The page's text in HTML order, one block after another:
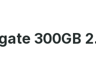
300GB